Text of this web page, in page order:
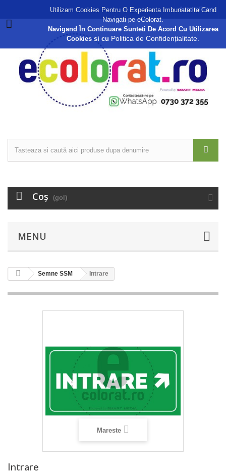
Autentificare
Coş (gol)
MENU
Semne SSM Intrare
Mareste
Intrare
Utilizam Cookies Pentru O Experienta Imbunatatita Cand
Navigati pe eColorat.
Navigand În Continuare Sunteti De Acord Cu Utilizarea
Cookies si cu Politica de Confidențialitate.